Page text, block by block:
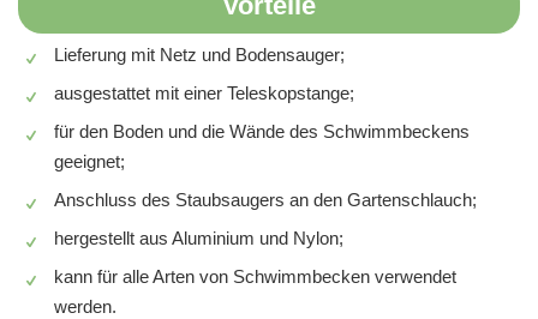
Lieferung mit Netz und Bodensauger;
ausgestattet mit einer Teleskopstange;
für den Boden und die Wände des Schwimmbeckens
geeignet;
Anschluss des Staubsaugers an den Gartenschlauch;
hergestellt aus Aluminium und Nylon;
kann für alle Arten von Schwimmbecken verwendet
werden.